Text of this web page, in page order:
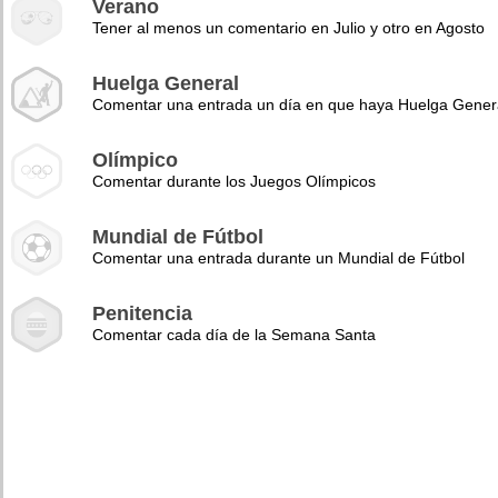
Verano
Tener al menos un comentario en Julio y otro en Agosto
Huelga General
Comentar una entrada un día en que haya Huelga
Olímpico
Comentar durante los Juegos Olímpicos
Mundial de Fútbol
Comentar una entrada durante un Mundial de Fútbol
Penitencia
Comentar cada día de la Semana Santa